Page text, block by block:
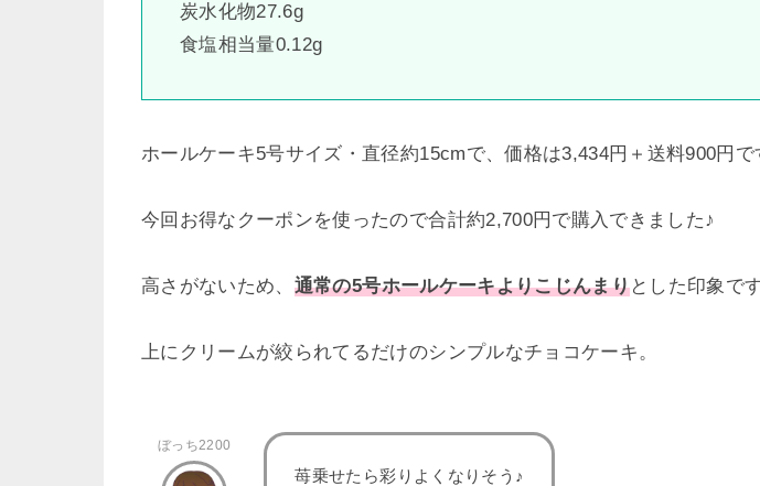
炭水化物27.6g
食塩相当量0.12g
ホールケーキ5号サイズ・直径約15cmで、価格は3,434円＋送料900円で
今回お得なクーポンを使ったので合計約2,700円で購入できました♪
高さがないため、 通常の5号ホールケーキよりこじんまりとした印象です
上にクリームが絞られてるだけのシンプルなチョコケーキ。
ぼっち2200
苺乗せたら彩りよくなりそう♪